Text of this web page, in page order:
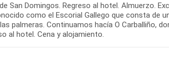
San Domingos. Regreso al hotel. Almuerzo.
como el Escorial Gallego que consta de
palmeras. Continuamos hacía O Carballiño,
al hotel. Cena y alojamiento.